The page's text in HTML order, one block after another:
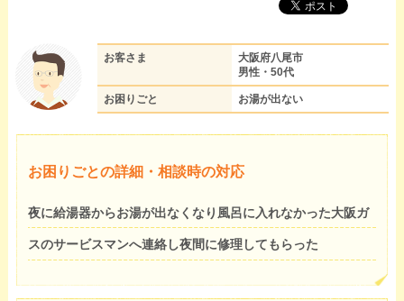
お客さま
大阪府八尾市
男性・50代
お困りごと お湯が出ない
お困りごとの詳細・相談時の対応
夜に給湯器からお湯が出なくなり風呂に入れなかった大阪ガ
スのサービスマンへ連絡し夜間に修理してもらった